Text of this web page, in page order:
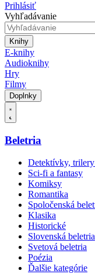
Prihlásiť
Vyhľadávanie
Knihy
E-knihy
Audioknihy
Hry
Filmy
Doplnky
Beletria
Detektívky,
Sci-fi a fantasy
Komiksy
Romantika
Spoločenská
Klasika
Historické
Slovenská beletria
Svetová beletria
Poézia
Ďalšie kategórie